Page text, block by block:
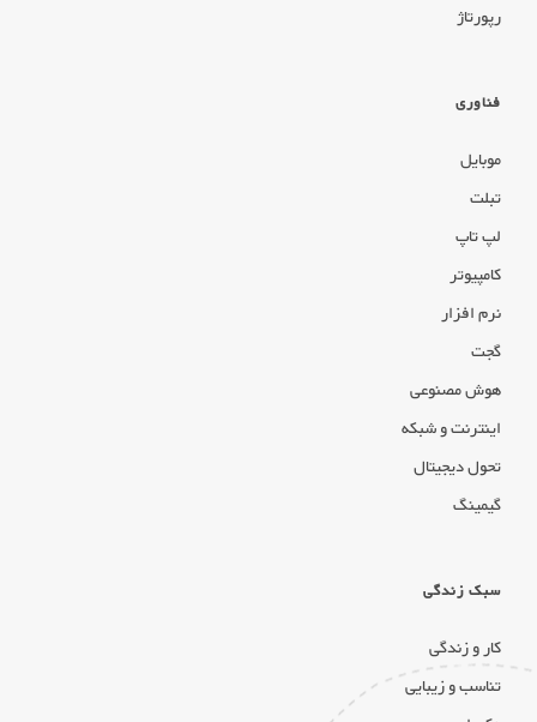
رپورتاژ
فناوری
موبایل
تبلت
لپ تاپ
کامپیوتر
نرم افزار
گجت
هوش مصنوعی
اینترنت و شبکه
تحول دیجیتال
گیمینگ
سبک زندگی
کار و زندگی
تناسب و زیبایی